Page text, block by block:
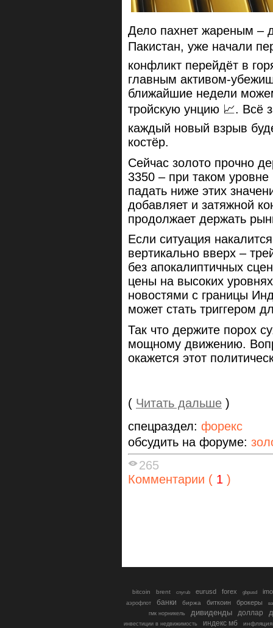
Дело пахнет жареным –
Пакистан, уже начали
конфликт перейдёт в
главным активом-
ближайшие недели
тройскую унцию 📈. Всё
каждый новый взрыв
костёр.
Сейчас золото прочно
3350 – при таком уровне
падать ниже этих
добавляет и затяжной
продолжает держать
Если ситуация
вертикально вверх –
без апокалиптичных
цены на высоких
новостями с границы
может стать триггером
Так что держите порох
мощному движению.
окажется этот
( Читать дальше )
спецраздел: форекс
обсудить на форуме:
265
Комментарии ( 1 )
bitcoin brent cnyrub eurusd forex gbpusd
аэрофлот банки биржа биткоин брокеры
гмк норникель
дивиденды доллар
инвестиции в недвижимость индекс мб
инфляция